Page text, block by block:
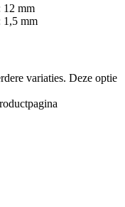
12 mm
1,5 mm
variaties. Deze optie